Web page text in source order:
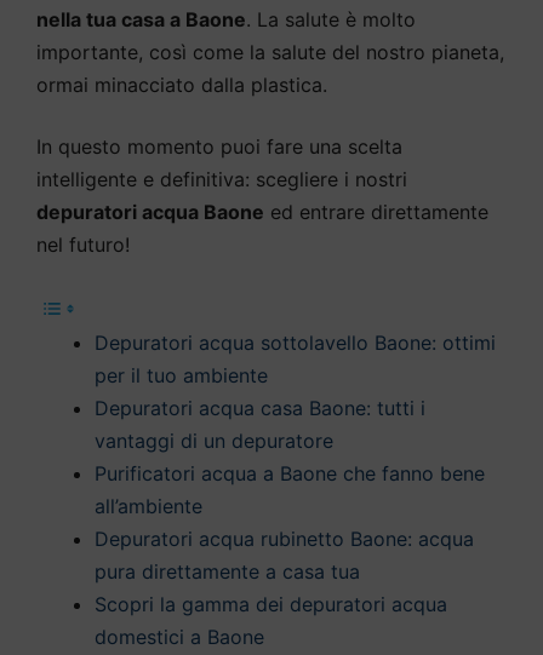
nella tua casa a Baone. La salute è molto
importante, così come la salute del nostro pianeta,
ormai minacciato dalla plastica.
In questo momento puoi fare una scelta
intelligente e definitiva: scegliere i nostri
depuratori acqua Baone ed entrare direttamente
nel futuro!
Depuratori acqua sottolavello Baone: ottimi
per il tuo ambiente
Depuratori acqua casa Baone: tutti i
vantaggi di un depuratore
Purificatori acqua a Baone che fanno bene
all’ambiente
Depuratori acqua rubinetto Baone: acqua
pura direttamente a casa tua
Scopri la gamma dei depuratori acqua
domestici a Baone